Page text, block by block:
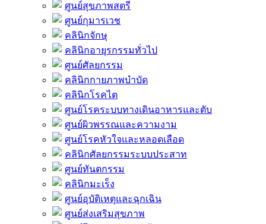
ศูนย์สุขภาพสตรี
ศูนย์กุมารเวช
คลินิกจักษุ
คลินิกอายุรกรรมทั่วไป
ศูนย์ศัลยกรรม
คลินิกกายภาพบำบัด
คลินิกโรคไต
ศูนย์โรคระบบทางเดินอาหารและตับ
ศูนย์ผิวพรรณและความงาม
ศูนย์โรคหัวใจและหลอดเลือด
คลินิกศัลยกรรมระบบประสาท
ศูนย์ทันตกรรม
คลินิกมะเร็ง
ศูนย์อุบัติเหตุและฉุกเฉิน
ศูนย์ส่งเสริมสุขภาพ